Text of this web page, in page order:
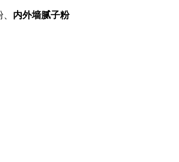
内外墙腻子粉